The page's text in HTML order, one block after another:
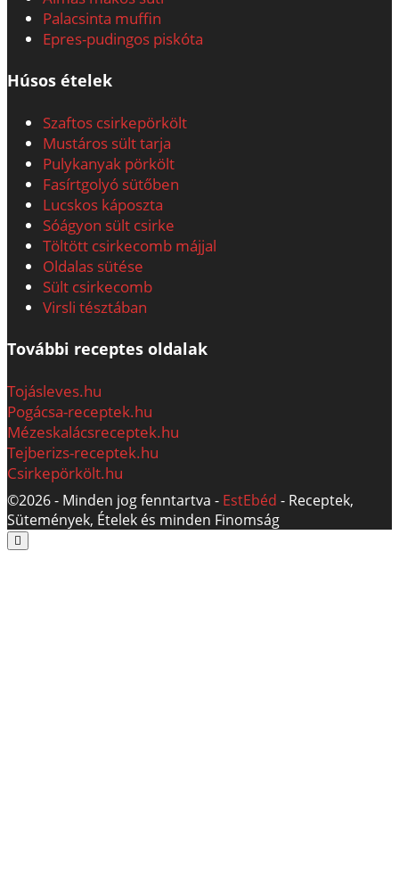
Palacsinta muffin
Epres-pudingos piskóta
Húsos ételek
Szaftos csirkepörkölt
Mustáros sült tarja
Pulykanyak pörkölt
Fasírtgolyó sütőben
Lucskos káposzta
Sóágyon sült csirke
Töltött csirkecomb májjal
Oldalas sütése
Sült csirkecomb
Virsli tésztában
További receptes oldalak
Tojásleves.hu
Pogácsa-receptek.hu
Mézeskalácsreceptek.hu
Tejberizs-receptek.hu
Csirkepörkölt.hu
©2026 - Minden jog fenntartva - EstEbéd - Receptek,
Sütemények, Ételek és minden Finomság
Scroll
to